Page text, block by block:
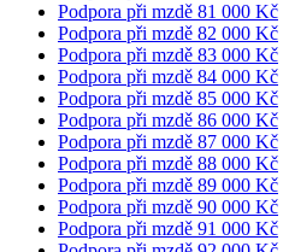
Podpora při mzdě 81 000 Kč
Podpora při mzdě 82 000 Kč
Podpora při mzdě 83 000 Kč
Podpora při mzdě 84 000 Kč
Podpora při mzdě 85 000 Kč
Podpora při mzdě 86 000 Kč
Podpora při mzdě 87 000 Kč
Podpora při mzdě 88 000 Kč
Podpora při mzdě 89 000 Kč
Podpora při mzdě 90 000 Kč
Podpora při mzdě 91 000 Kč